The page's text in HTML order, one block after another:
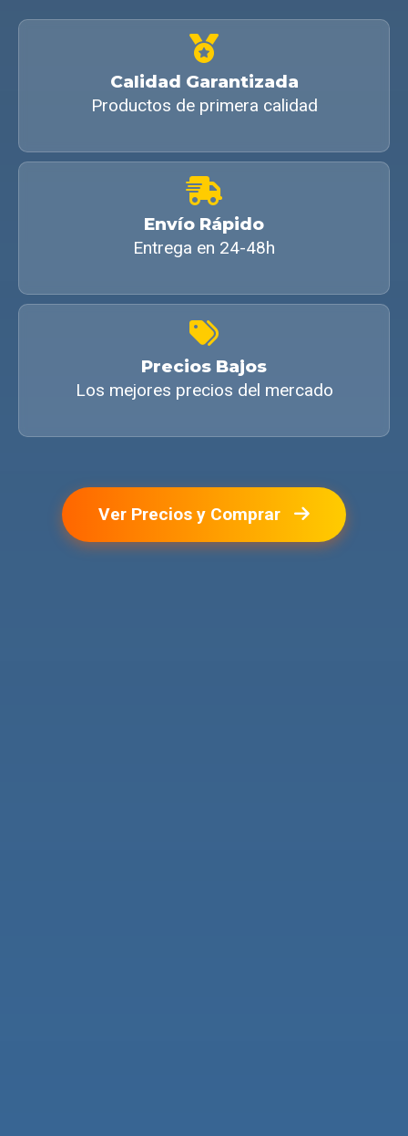
Calidad Garantizada
Productos de primera calidad
Envío Rápido
Entrega en 24-48h
Precios Bajos
Los mejores precios del mercado
Ver Precios y Comprar